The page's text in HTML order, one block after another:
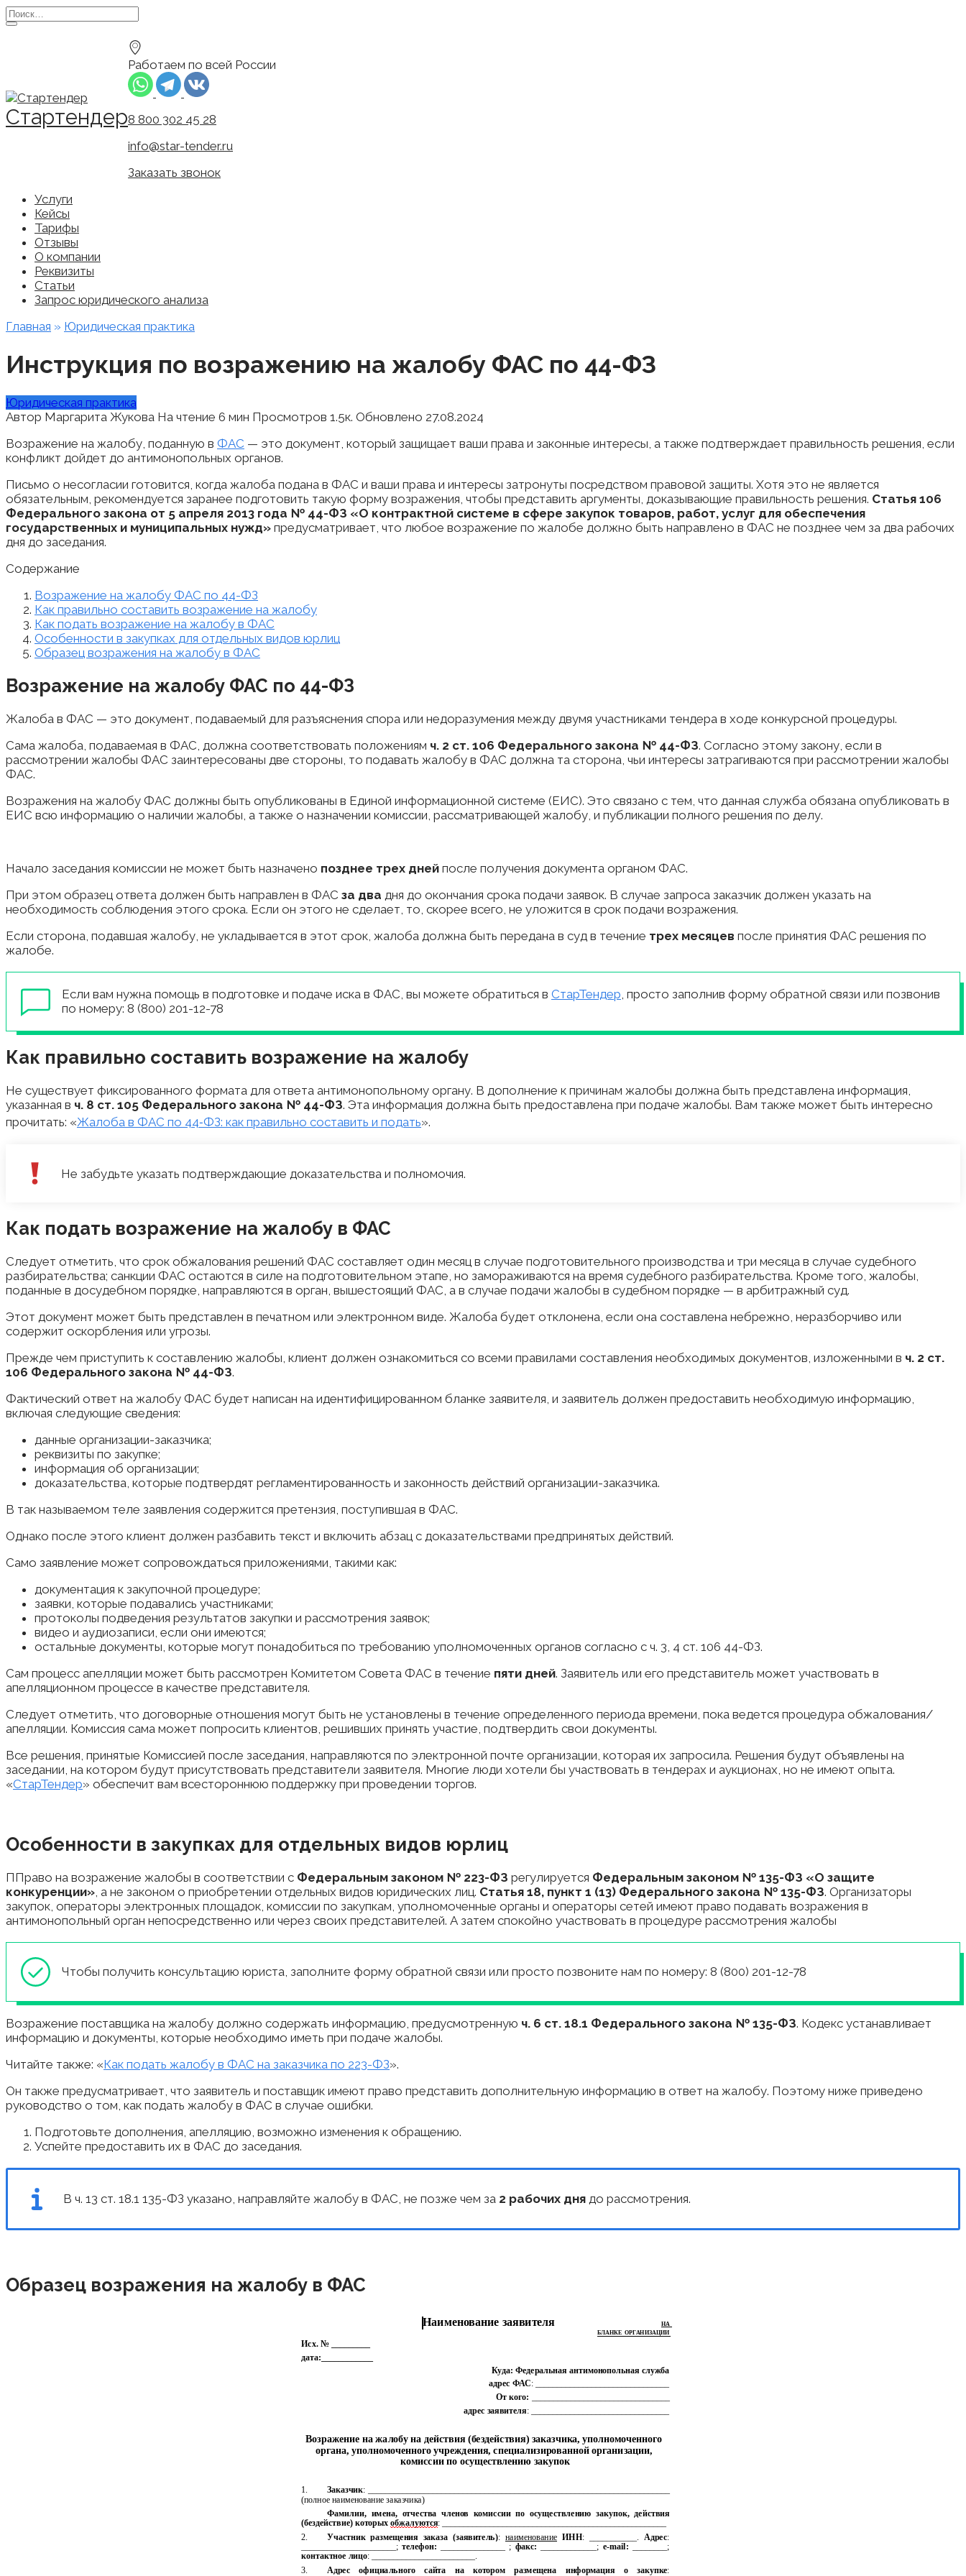
Перейти
к
Search
for:
Стартендер
Работаем по всей России
8 800 302 45 28
info@star-tender.ru
Заказать звонок
Услуги
Кейсы
Тарифы
Отзывы
О компании
Реквизиты
Статьи
Запрос юридического анализа
Главная » Юридическая практика
Инструкция по возражению на жалобу ФАС по 44-ФЗ
Юридическая практика
Автор Маргарита Жукова На чтение 6 мин Просмотров 1.5к. Обновлено 27.08.2024
Возражение на жалобу, поданную в ФАС — это документ, который защищает ваши права и законные интересы, а также подтверждает правильность решения, если
конфликт дойдет до антимонопольных органов.
Письмо о несогласии готовится, когда жалоба подана в ФАС и ваши права и интересы затронуты посредством правовой защиты. Хотя это не является
обязательным, рекомендуется заранее подготовить такую форму возражения, чтобы представить аргументы, доказывающие правильность решения. Статья 106
Федерального закона от 5 апреля 2013 года № 44-ФЗ «О контрактной системе в сфере закупок товаров, работ, услуг для обеспечения
государственных и муниципальных нужд» предусматривает, что любое возражение по жалобе должно быть направлено в ФАС не позднее чем за два рабочих
дня до заседания.
Содержание
Возражение на жалобу ФАС по 44-ФЗ
Как правильно составить возражение на жалобу
Как подать возражение на жалобу в ФАС
Особенности в закупках для отдельных видов юрлиц
Образец возражения на жалобу в ФАС
Возражение на жалобу ФАС по 44-ФЗ
Жалоба в ФАС — это документ, подаваемый для разъяснения спора или недоразумения между двумя участниками тендера в ходе конкурсной процедуры.
Сама жалоба, подаваемая в ФАС, должна соответствовать положениям ч. 2 ст. 106 Федерального закона № 44-ФЗ. Согласно этому закону, если в
рассмотрении жалобы ФАС заинтересованы две стороны, то подавать жалобу в ФАС должна та сторона, чьи интересы затрагиваются при рассмотрении жалобы
ФАС.
Возражения на жалобу ФАС должны быть опубликованы в Единой информационной системе (ЕИС). Это связано с тем, что данная служба обязана опубликовать в
ЕИС всю информацию о наличии жалобы, а также о назначении комиссии, рассматривающей жалобу, и публикации полного решения по делу.
Начало заседания комиссии не может быть назначено позднее трех дней после получения документа органом ФАС.
При этом образец ответа должен быть направлен в ФАС за два дня до окончания срока подачи заявок. В случае запроса заказчик должен указать на
необходимость соблюдения этого срока. Если он этого не сделает, то, скорее всего, не уложится в срок подачи возражения.
Если сторона, подавшая жалобу, не укладывается в этот срок, жалоба должна быть передана в суд в течение трех месяцев после принятия ФАС решения по
жалобе.
Если вам нужна помощь в подготовке и подаче иска в ФАС, вы можете обратиться в СтарТендер, просто заполнив форму обратной связи или позвонив
по номеру: 8 (800) 201-12-78
Как правильно составить возражение на жалобу
Не существует фиксированного формата для ответа антимонопольному органу. В дополнение к причинам жалобы должна быть представлена информация,
указанная в ч. 8 ст. 105 Федерального закона № 44-ФЗ. Эта информация должна быть предоставлена при подаче жалобы. Вам также может быть интересно
прочитать: «Жалоба в ФАС по 44‑ФЗ: как правильно составить и подать».
Не забудьте указать подтверждающие доказательства и полномочия.
Как подать возражение на жалобу в ФАС
Следует отметить, что срок обжалования решений ФАС составляет один месяц в случае подготовительного производства и три месяца в случае судебного
разбирательства; санкции ФАС остаются в силе на подготовительном этапе, но замораживаются на время судебного разбирательства. Кроме того, жалобы,
поданные в досудебном порядке, направляются в орган, вышестоящий ФАС, а в случае подачи жалобы в судебном порядке — в арбитражный суд.
Этот документ может быть представлен в печатном или электронном виде. Жалоба будет отклонена, если она составлена небрежно, неразборчиво или
содержит оскорбления или угрозы.
Прежде чем приступить к составлению жалобы, клиент должен ознакомиться со всеми правилами составления необходимых документов, изложенными в ч. 2 ст.
106 Федерального закона № 44-ФЗ.
Фактический ответ на жалобу ФАС будет написан на идентифицированном бланке заявителя, и заявитель должен предоставить необходимую информацию,
включая следующие сведения:
данные организации-заказчика;
реквизиты по закупке;
информация об организации;
доказательства, которые подтвердят регламентированность и законность действий организации-заказчика.
В так называемом теле заявления содержится претензия, поступившая в ФАС.
Однако после этого клиент должен разбавить текст и включить абзац с доказательствами предпринятых действий.
Само заявление может сопровождаться приложениями, такими как:
документация к закупочной процедуре;
заявки, которые подавались участниками;
протоколы подведения результатов закупки и рассмотрения заявок;
видео и аудиозаписи, если они имеются;
остальные документы, которые могут понадобиться по требованию уполномоченных органов согласно с ч. 3, 4 ст. 106 44-ФЗ.
Сам процесс апелляции может быть рассмотрен Комитетом Совета ФАС в течение пяти дней. Заявитель или его представитель может участвовать в
апелляционном процессе в качестве представителя.
Следует отметить, что договорные отношения могут быть не установлены в течение определенного периода времени, пока ведется процедура обжалования/
апелляции. Комиссия сама может попросить клиентов, решивших принять участие, подтвердить свои документы.
Все решения, принятые Комиссией после заседания, направляются по электронной почте организации, которая их запросила. Решения будут объявлены на
заседании, на котором будут присутствовать представители заявителя. Многие люди хотели бы участвовать в тендерах и аукционах, но не имеют опыта.
«СтарТендер» обеспечит вам всестороннюю поддержку при проведении торгов.
Особенности в закупках для отдельных видов юрлиц
ППраво на возражение жалобы в соответствии с Федеральным законом № 223-ФЗ регулируется Федеральным законом № 135-ФЗ «О защите
конкуренции» , а не законом о приобретении отдельных видов юридических лиц. Статья 18, пункт 1 (13) Федерального закона № 135-ФЗ. Организаторы
закупок, операторы электронных площадок, комиссии по закупкам, уполномоченные органы и операторы сетей имеют право подавать возражения в
антимонопольный орган непосредственно или через своих представителей. А затем спокойно участвовать в процедуре рассмотрения жалобы
Чтобы получить консультацию юриста, заполните форму обратной связи или просто позвоните нам по номеру: 8 (800) 201-12-78
Возражение поставщика на жалобу должно содержать информацию, предусмотренную ч. 6 ст. 18.1 Федерального закона № 135-ФЗ. Кодекс устанавливает
информацию и документы, которые необходимо иметь при подаче жалобы.
Читайте также: «Как подать жалобу в ФАС на заказчика по 223-ФЗ».
Он также предусматривает, что заявитель и поставщик имеют право представить дополнительную информацию в ответ на жалобу. Поэтому ниже приведено
руководство о том, как подать жалобу в ФАС в случае ошибки.
Подготовьте дополнения, апелляцию, возможно изменения к обращению.
Успейте предоставить их в ФАС до заседания.
В ч. 13 ст. 18.1 135-ФЗ указано, направляйте жалобу в ФАС, не позже чем за 2 рабочих дня до рассмотрения.
Образец возражения на жалобу в ФАС